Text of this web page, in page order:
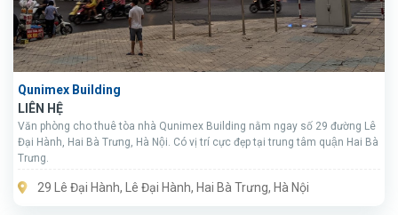
Qunimex Building
LIÊN HỆ
Văn phòng cho thuê tòa nhà Qunimex Building nằm ngay số 29 đường Lê
Đại Hành, Hai Bà Trưng, Hà Nội. Có vị trí cực đẹp tại trung tâm quận Hai Bà
Trưng.
29 Lê Đại Hành, Lê Đại Hành, Hai Bà Trưng, Hà Nội